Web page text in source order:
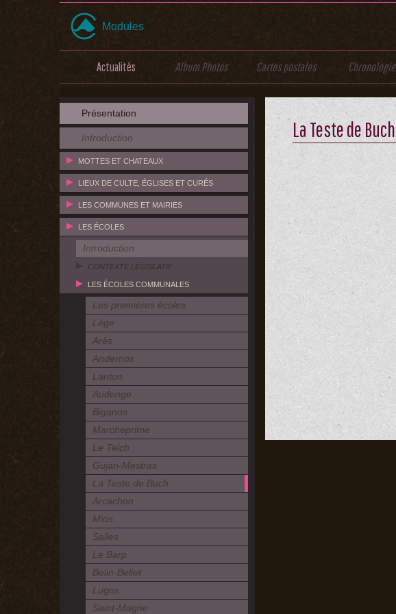
Modules
Actualités Album Photos Cartes postales Chronologie
Présentation
Introduction
MOTTES ET CHATEAUX
LIEUX DE CULTE, ÉGLISES ET CURÉS
LES COMMUNES ET MAIRIES
LES ÉCOLES
Introduction
CONTEXTE LÉGISLATIF
LES ÉCOLES COMMUNALES
Les premières écoles
Lège
Arès
Andernos
Lanton
Audenge
Biganos
Marcheprime
Le Teich
Gujan-Mestras
La Teste de Buch
Arcachon
Mios
Salles
Le Barp
Belin-Beliet
Lugos
Saint-Magne
La Teste de Buch